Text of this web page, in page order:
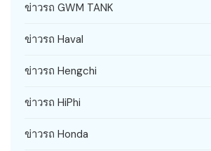
ข่าวรถ GWM TANK
ข่าวรถ Haval
ข่าวรถ Hengchi
ข่าวรถ HiPhi
ข่าวรถ Honda